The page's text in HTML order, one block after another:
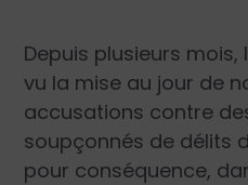
Depuis plusieurs mois,
vu la mise au jour de
accusations contre
soupçonnés de délits
pour conséquence,